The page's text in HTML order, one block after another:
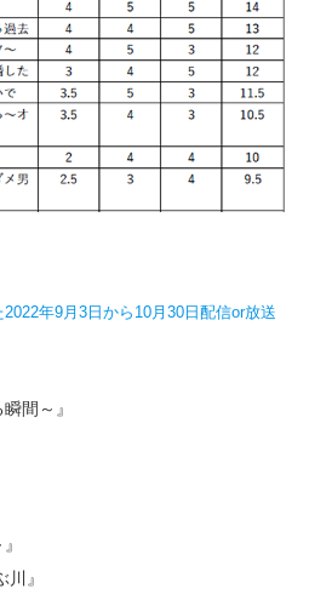
年9月3日から10月30日配信or放送
間～』
』